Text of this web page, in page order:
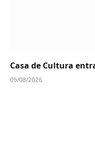
Casa de Cultura
05/08/2026